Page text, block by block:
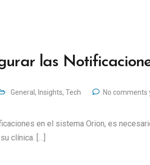
las
General , Insights, Tech No comments
en el sistema Orion, es
clínica. […]